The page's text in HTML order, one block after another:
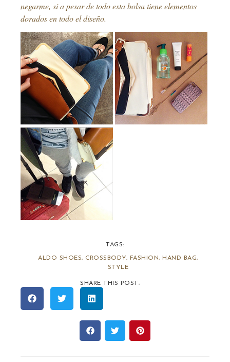
negarme, si a pesar de todo esta bolsa tiene elementos
dorados en todo el diseño.
TAGS:
ALDO SHOES, CROSSBODY, FASHION, HAND BAG,
STYLE
SHARE THIS POST: